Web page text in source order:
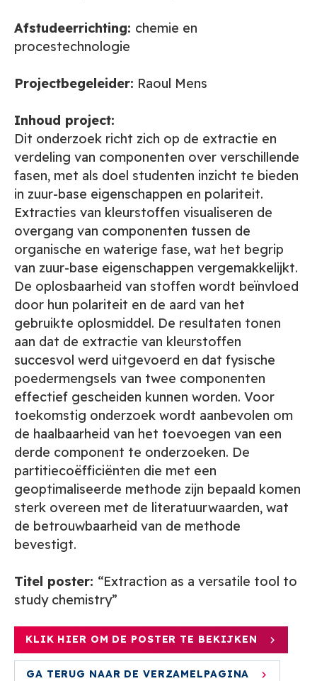
Afstudeerrichting: chemie en
procestechnologie
Projectbegeleider: Raoul Mens
Inhoud project:
Dit onderzoek richt zich op de extractie en
verdeling van componenten over verschillende
fasen, met als doel studenten inzicht te bieden
in zuur-base eigenschappen en polariteit.
Extracties van kleurstoffen visualiseren de
overgang van componenten tussen de
organische en waterige fase, wat het begrip
van zuur-base eigenschappen vergemakkelijkt.
De oplosbaarheid van stoffen wordt beïnvloed
door hun polariteit en de aard van het
gebruikte oplosmiddel. De resultaten tonen
aan dat de extractie van kleurstoffen
succesvol werd uitgevoerd en dat fysische
poedermengsels van twee componenten
effectief gescheiden kunnen worden. Voor
toekomstig onderzoek wordt aanbevolen om
de haalbaarheid van het toevoegen van een
derde component te onderzoeken. De
partitiecoëfficiënten die met een
geoptimaliseerde methode zijn bepaald komen
sterk overeen met de literatuurwaarden, wat
de betrouwbaarheid van de methode
bevestigt.
Titel poster: “Extraction as a versatile tool to
study chemistry”
KLIK HIER OM DE POSTER TE BEKIJKEN
GA TERUG NAAR DE VERZAMELPAGINA